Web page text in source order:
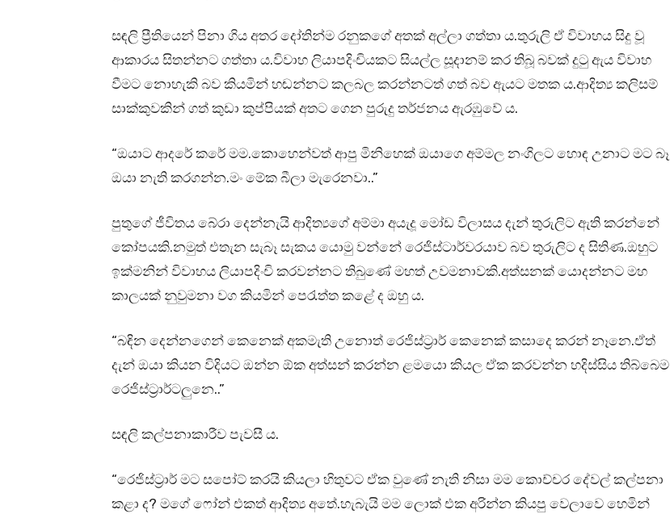
සඳලි ප්‍රීතියෙන් පිනා ගිය අතර දෝතින්ම රනුකගේ අතක් අල්ලා ගත්තා ය.තුරුලි ඒ විවාහය සිදු වූ
ආකාරය සිතන්නට ගත්තා ය.විවාහ ලියාපදිංචියකට සියල්ල සූදානම් කර තිබූ බවක් දුටු ඇය විවාහ
වීමට නොහැකි බව කියමින් හඬන්නට කලබල කරන්නටත් ගත් බව ඇයට මතක ය.ආදිත්‍ය කලිසම්
සාක්කුවකින් ගත් කුඩා කුප්පියක් අතට ගෙන පුරුදු තර්ජනය ඇරඹුවේ ය.
“ඔයාට ආදරේ කරේ මම.කොහෙන්වත් ආපු මිනිහෙක් ඔයාගෙ අම්මල නංගිලට හොඳ උනාට මට බෑ
ඔයා නැති කරගන්න.මං මේක බීලා මැරෙනවා..”
පුතුගේ ජීවිතය බේරා දෙන්නැයි ආදිත්‍යගේ අම්මා අයැදූ මෝඩ විලාසය දැන් තුරුලිට ඇති කරන්නේ
කෝපයකි.නමුත් එතැන සැබෑ සැකය යොමු වන්නේ රෙජිස්ටාර්වරයාව බව තුරුලිට ද සිතිණ.ඔහුට
ඉක්මනින් විවාහය ලියාපදිංචි කරවන්නට තිබුණේ මහත් උවමනාවකි.අත්සනක් යොදන්නට මහ
කාලයක් නුවුමනා වග කියමින් පෙරැත්ත කළේ ද ඔහු ය.
“බඳින දෙන්නගෙන් කෙනෙක් අකමැති උනොත් රෙජිස්ට්‍රාර් කෙනෙක් කසාදෙ කරන් නෑනෙ.ඒත්
දැන් ඔයා කියන විදියට ඔන්න ඕක අත්සන් කරන්න ළමයො කියල ඒක කරවන්න හදිස්සිය තිබ්බෙම
රෙජිස්ට්‍රාර්ටලුනෙ..”
සඳලි කල්පනාකාරීව පැවසී ය.
“රෙජිස්ට්‍රාර් මට සපෝට් කරයි කියලා හිතුවට ඒක වුණේ නැති නිසා මම කොච්චර දේවල් කල්පනා
කළා ද? මගේ ෆෝන් එකත් ආදිත්‍ය අතේ.හැබැයි මම ලොක් එක අරින්න කියපු වෙලාවෙ හෙමින්